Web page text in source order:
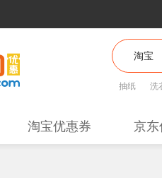
抽纸 洗
淘宝优惠券 京东